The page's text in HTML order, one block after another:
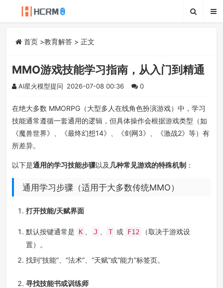
首页 >教育解答 > 正文
MMO游戏技能学习指南，从入门到精通
AI星火模型提问 2026-07-08 00:36 0
在绝大多数 MMORPG（大型多人在线角色扮演游戏）中，学习
技能通常遵循一套通用的逻辑，但具体操作会根据游戏类型（如
《魔兽世界》、《最终幻想14》、《剑网3》、《激战2》等）有
所差异。
以下是通用的学习技能步骤以及 几种常见游戏的特殊机制 ：
通用学习步骤（适用于大多数传统MMO）
打开技能/天赋界面
默认按键通常是 K J T 或 F12
（取决于游戏设
置）。
找到“技能”、“法术”、“天赋”或“能力”标签页。
寻找技能书或训练师